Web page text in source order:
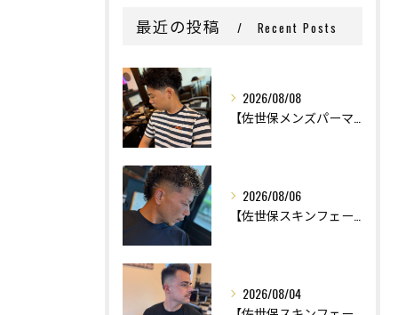
最近の投稿 Recent Posts
2026/08/08
2026/08/06
2026/08/04